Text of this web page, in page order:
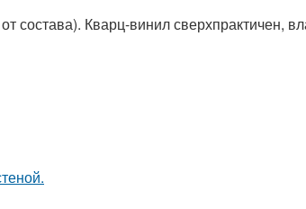
Кварц-винил сверхпрактичен,